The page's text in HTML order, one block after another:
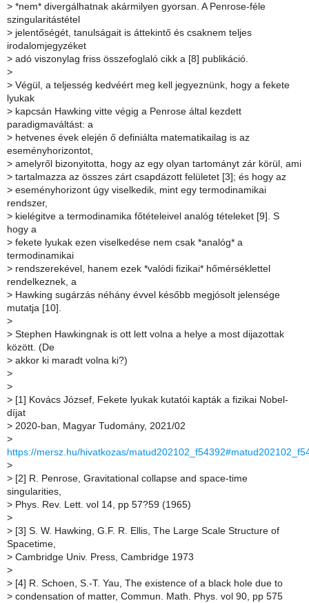
> *nem* divergálhatnak akármilyen gyorsan. A Penrose-féle
szingularitástétel
> jelentőségét, tanulságait is áttekintő és csaknem teljes
irodalomjegyzéket
> adó viszonylag friss összefoglaló cikk a [8] publikáció.
>
> Végül, a teljesség kedvéért meg kell jegyeznünk, hogy a fekete
lyukak
> kapcsán Hawking vitte végig a Penrose által kezdett
paradigmaváltást: a
> hetvenes évek elején ő definiálta matematikailag is az
eseményhorizontot,
> amelyről bizonyitotta, hogy az egy olyan tartományt zár körül, ami
> tartalmazza az összes zárt csapdázott felületet [3]; és hogy az
> eseményhorizont úgy viselkedik, mint egy termodinamikai
rendszer,
> kielégitve a termodinamika főtételeivel analóg tételeket [9]. S
hogy a
> fekete lyukak ezen viselkedése nem csak *analóg* a
termodinamikai
> rendszerekével, hanem ezek *valódi fizikai* hőmérséklettel
rendelkeznek, a
> Hawking sugárzás néhány évvel később megjósolt jelensége
mutatja [10].
>
> Stephen Hawkingnak is ott lett volna a helye a most dijazottak
között. (De
> akkor ki maradt volna ki?)
>
>
> [1] Kovács József, Fekete lyukak kutatói kapták a fizikai Nobel-
díjat
> 2020-ban, Magyar Tudomány, 2021/02
>
https://mersz.hu/hivatkozas/
>
> [2] R. Penrose, Gravitational collapse and space-time
singularities,
> Phys. Rev. Lett. vol 14, pp 57?59 (1965)
>
> [3] S. W. Hawking, G.F. R. Ellis, The Large Scale Structure of
Spacetime,
> Cambridge Univ. Press, Cambridge 1973
>
> [4] R. Schoen, S.-T. Yau, The existence of a black hole due to
> condensation of matter, Commun. Math. Phys. vol 90, pp 575